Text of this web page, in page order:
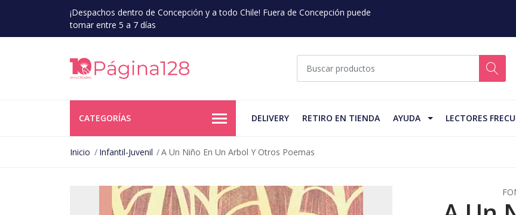
¡Despachos dentro de Concepción y a todo Chile! Fuera de Concepción puede
tomar entre 5 a 7 días
CATEGORÍAS DELIVERY RETIRO EN TIENDA AYUDA LECTORES
Inicio Infantil-Juvenil A Un Niño En Un Arbol Y Otros Poemas